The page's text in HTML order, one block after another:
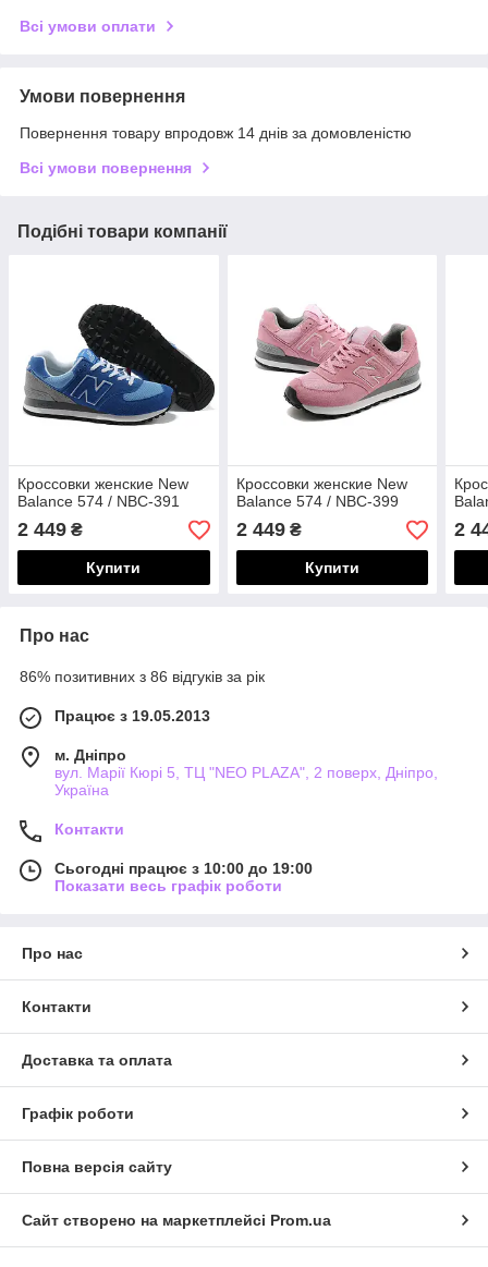
Всі умови оплати
Умови повернення
Повернення товару впродовж 14 днів за домовленістю
Всі умови повернення
Подібні товари компанії
Кроссовки женские New
Balance 574 / NBC-391
2 449 ₴
Купити
Кроссовки женские New
Balance 574 / NBC-399
2 449₴
Купити
2
Про нас
86% позитивних з 86 відгуків за рік
Працює з 19.05.2013
м. Дніпро
вул. Марії Кюрі 5, ТЦ "NEO PLAZA", 2 поверх, Дніпро,
Україна
Контакти
Сьогодні працює з 10:00 до 19:00
Показати весь графік роботи
Про нас
Контакти
Доставка та оплата
Графік роботи
Повна версія сайту
Сайт створено на маркетплейсі Prom.ua